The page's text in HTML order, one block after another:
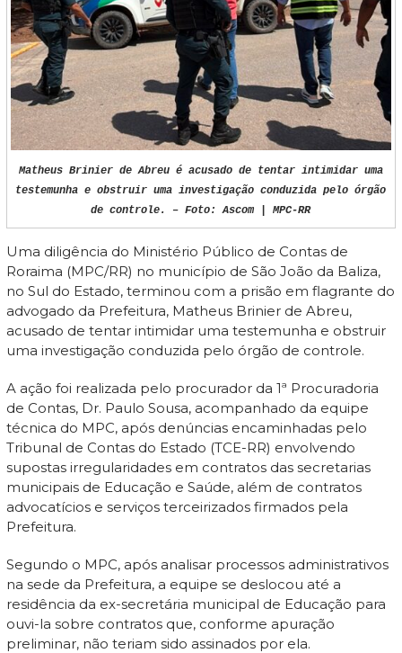
Matheus Brinier de Abreu é acusado de tentar intimidar uma
testemunha e obstruir uma investigação conduzida pelo órgão
de controle. – Foto: Ascom | MPC-RR
Uma diligência do Ministério Público de Contas de
Roraima (MPC/RR) no município de São João da Baliza,
no Sul do Estado, terminou com a prisão em flagrante do
advogado da Prefeitura, Matheus Brinier de Abreu,
acusado de tentar intimidar uma testemunha e obstruir
uma investigação conduzida pelo órgão de controle.
A ação foi realizada pelo procurador da 1ª Procuradoria
de Contas, Dr. Paulo Sousa, acompanhado da equipe
técnica do MPC, após denúncias encaminhadas pelo
Tribunal de Contas do Estado (TCE-RR) envolvendo
supostas irregularidades em contratos das secretarias
municipais de Educação e Saúde, além de contratos
advocatícios e serviços terceirizados firmados pela
Prefeitura.
Segundo o MPC, após analisar processos administrativos
na sede da Prefeitura, a equipe se deslocou até a
residência da ex-secretária municipal de Educação para
ouvi-la sobre contratos que, conforme apuração
preliminar, não teriam sido assinados por ela.